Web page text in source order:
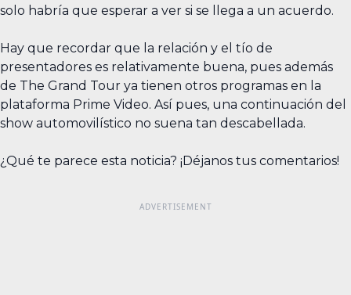
solo habría que esperar a ver si se llega a un acuerdo.
Hay que recordar que la relación y el tío de
presentadores es relativamente buena, pues además
de The Grand Tour ya tienen otros programas en la
plataforma Prime Video. Así pues, una continuación del
show automovilístico no suena tan descabellada.
¿Qué te parece esta noticia? ¡Déjanos tus comentarios!